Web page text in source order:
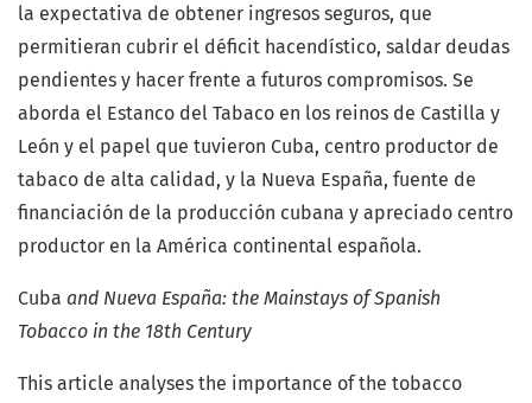
la expectativa de obtener ingresos seguros, que
permitieran cubrir el déficit hacendístico, saldar deudas
pendientes y hacer frente a futuros compromisos. Se
aborda el Estanco del Tabaco en los reinos de Castilla y
León y el papel que tuvieron Cuba, centro productor de
tabaco de alta calidad, y la Nueva España, fuente de
financiación de la producción cubana y apreciado centro
productor en la América continental española.
Cuba and Nueva España: the Mainstays of Spanish
Tobacco in the 18th Century
This article analyses the importance of the tobacco